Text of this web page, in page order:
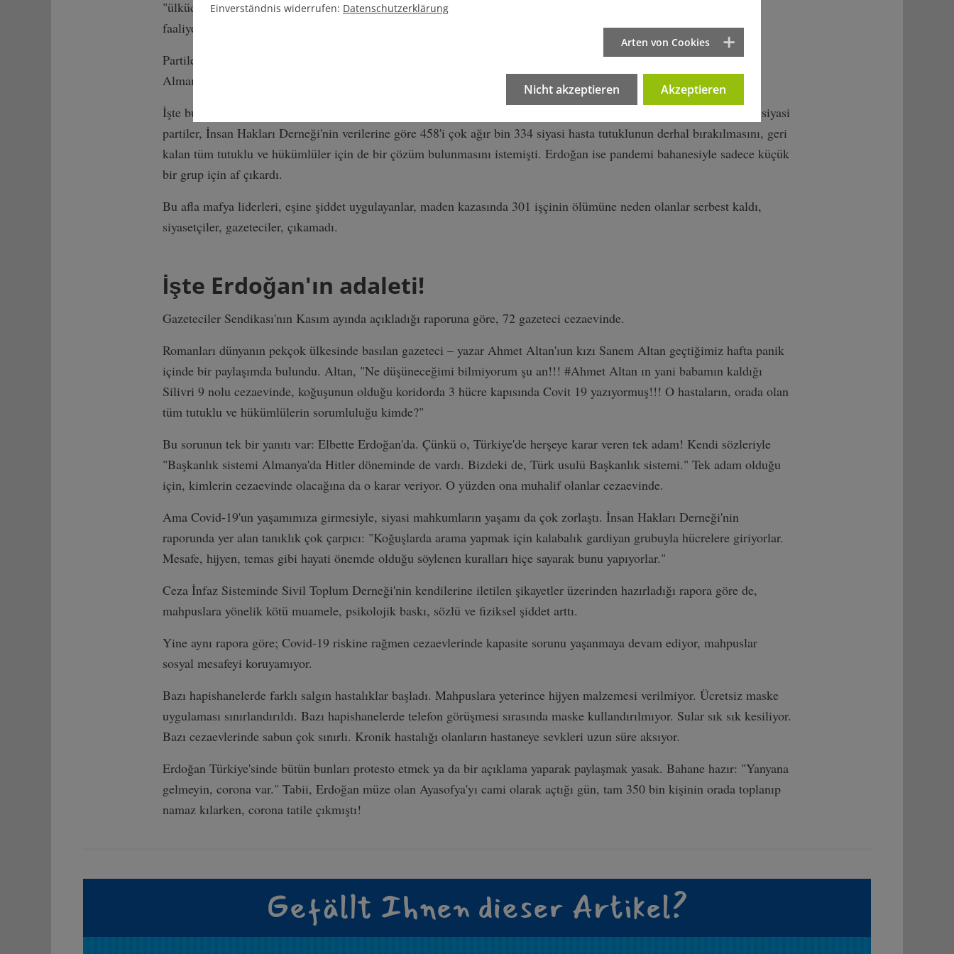
"ülkücü". Almanya "ülkücü"leri tanıyor. Daha birkaç gün önce beş partinin, Almanya'da ülkücülerin dernek ve
faaliyetlerinin yasaklanması talebiyle hazırladığı ortak teklif Federal Meclis'ten geçti.
Partiler verdikleri ortak teklifte, Ülkücü Hareket'in ırkçı, Yahudi düşmanı, ve demokrasi karşıtı olduğunu, ayrıca
Almanya'nın iç güvenliğini de tehdit ettiği belirttiler.
İşte bu ülkücü Mafya lideri, birkaç ay önce pandemi nedeniyle tahliye edildi. Aslında insan hakları örgütleri ve bazı siyasi
partiler, İnsan Hakları Derneği'nin verilerine göre 458'i çok ağır bin 334 siyasi hasta tutuklunun derhal bırakılmasını, geri
kalan tüm tutuklu ve hükümlüler için de bir çözüm bulunmasını istemişti. Erdoğan ise pandemi bahanesiyle sadece küçük
bir grup için af çıkardı.
Bu afla mafya liderleri, eşine şiddet uygulayanlar, maden kazasında 301 işçinin ölümüne neden olanlar serbest kaldı,
siyasetçiler, gazeteciler, çıkamadı.
İşte Erdoğan'ın adaleti!
Gazeteciler Sendikası'nın Kasım ayında açıkladığı raporuna göre, 72 gazeteci cezaevinde.
Romanları dünyanın pekçok ülkesinde basılan gazeteci – yazar Ahmet Altan'ıun kızı Sanem Altan geçtiğimiz hafta panik
içinde bir paylaşımda bulundu. Altan, "Ne düşüneceğimi bilmiyorum şu an!!! #Ahmet Altan ın yani babamın kaldığı
Silivri 9 nolu cezaevinde, koğuşunun olduğu koridorda 3 hücre kapısında Covit 19 yazıyormuş!!! O hastaların, orada olan
tüm tutuklu ve hükümlülerin sorumluluğu kimde?"
Bu sorunun tek bir yanıtı var: Elbette Erdoğan'da. Çünkü o, Türkiye'de herşeye karar veren tek adam! Kendi sözleriyle
"Başkanlık sistemi Almanya'da Hitler döneminde de vardı. Bizdeki de, Türk usulü Başkanlık sistemi." Tek adam olduğu
için, kimlerin cezaevinde olacağına da o karar veriyor. O yüzden ona muhalif olanlar cezaevinde.
Ama Covid-19'un yaşamımıza girmesiyle, siyasi mahkumların yaşamı da çok zorlaştı. İnsan Hakları Derneği'nin
raporunda yer alan tanıklık çok çarpıcı: "Koğuşlarda arama yapmak için kalabalık gardiyan grubuyla hücrelere giriyorlar.
Mesafe, hijyen, temas gibi hayati önemde olduğu söylenen kuralları hiçe sayarak bunu yapıyorlar."
Ceza İnfaz Sisteminde Sivil Toplum Derneği'nin kendilerine iletilen şikayetler üzerinden hazırladığı rapora göre de,
mahpuslara yönelik kötü muamele, psikolojik baskı, sözlü ve fiziksel şiddet arttı.
Yine aynı rapora göre; Covid-19 riskine rağmen cezaevlerinde kapasite sorunu yaşanmaya devam ediyor, mahpuslar
sosyal mesafeyi koruyamıyor.
Bazı hapishanelerde farklı salgın hastalıklar başladı. Mahpuslara yeterince hijyen malzemesi verilmiyor. Ücretsiz maske
uygulaması sınırlandırıldı. Bazı hapishanelerde telefon görüşmesi sırasında maske kullandırılmıyor. Sular sık sık kesiliyor.
Bazı cezaevlerinde sabun çok sınırlı. Kronik hastalığı olanların hastaneye sevkleri uzun süre aksıyor.
Erdoğan Türkiye'sinde bütün bunları protesto etmek ya da bir açıklama yaparak paylaşmak yasak. Bahane hazır: "Yanyana
gelmeyin, corona var." Tabii, Erdoğan müze olan Ayasofya'yı cami olarak açtığı gün, tam 350 bin kişinin orada toplanıp
namaz kılarken, corona tatile çıkmıştı!
Gefällt Ihnen dieser Artikel?
Einverständnis widerrufen: Datenschutzerklärung
Arten von Cookies
Nicht akzeptieren Akzeptieren